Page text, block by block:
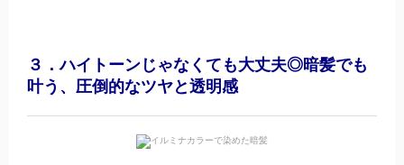
３．ハイトーンじゃなくても大丈夫◎暗髪でも
叶う、圧倒的なツヤと透明感